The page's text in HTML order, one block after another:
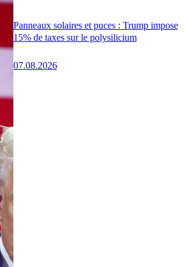
Panneaux solaires et puces : Trump impose
15% de taxes sur le polysilicium
07.08.2026